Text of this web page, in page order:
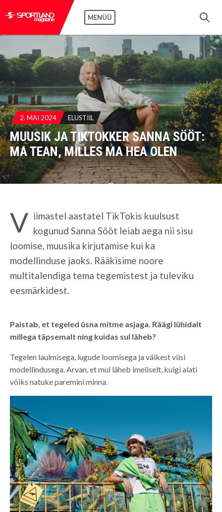
MENÜÜ
2. MAI 2024 ELUSTIIL
MUUSIK JA TIKTOKKER SANNA SÖÖT:
MA TEAN, MILLES MA HEA OLEN
V iimastel aastatel TikTokis kuulsust
kogunud Sanna Sööt leiab aega nii sisu
loomise, muusika kirjutamise kui ka
modellinduse jaoks. Rääkisime noore
multitalendiga tema tegemistest ja tuleviku
eesmärkidest.
Paistab, et tegeled üsna mitme asjaga. Räägi lühidalt
millega täpsemalt ning kuidas sul läheb?
Tegelen laulmisega, lugude loomisega ja väikest viisi
modellindusega. Arvan, et mul läheb imeliselt, kuigi alati
võiks natuke paremini minna.